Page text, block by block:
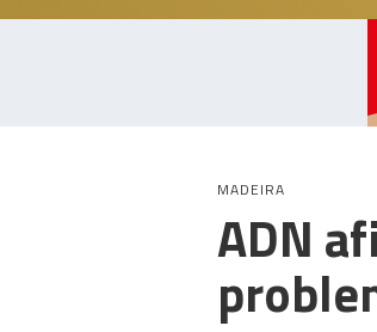
MADEIRA
ADN